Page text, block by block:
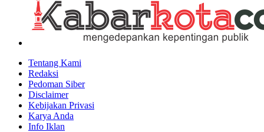
Tentang Kami
Redaksi
Pedoman Siber
Disclaimer
Kebijakan Privasi
Karya Anda
Info Iklan